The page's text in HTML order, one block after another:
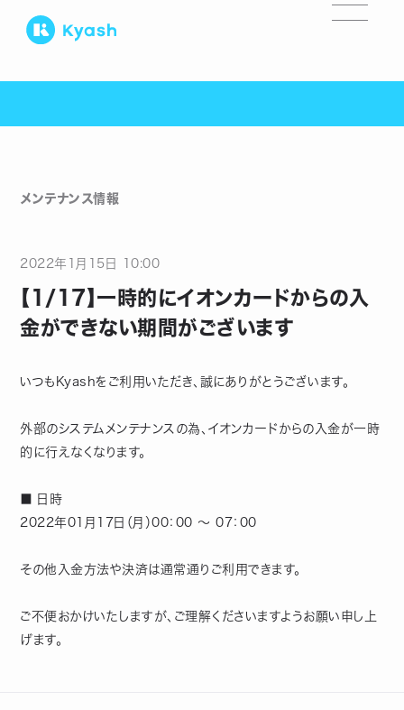
メンテナンス情報
2022年 月 15 日 10:00
【1/17】一時的にイオンカードからの入
金ができない期間がございます
いつもKyashをご利用いただき、誠にありがとうございます。
外部のシステムメンテナンスの為、イオンカードからの入金が一時
的に行えなくなります。
■ 日時
2022年01月17日（月）00：00 ～ 07：00
その他入金方法や決済は通常通りご利用できます。
ご不便おかけいたしますが、ご理解くださいますようお願い申し上
げます。